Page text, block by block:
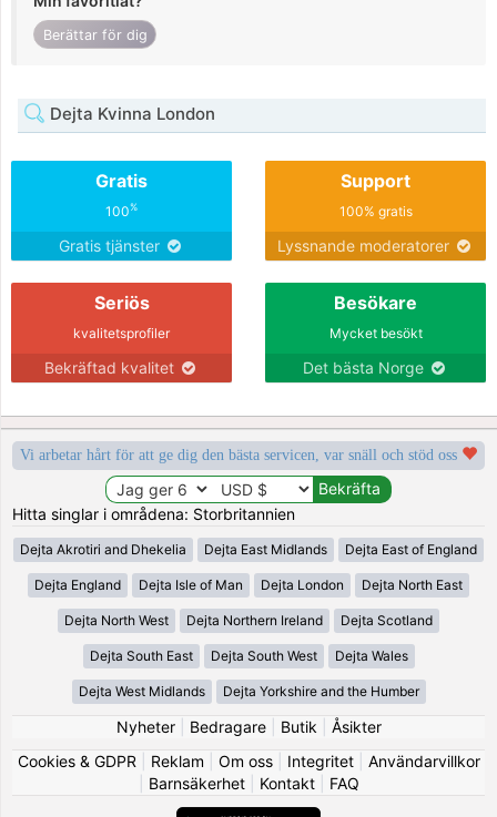
Berättar för dig
Dejta Kvinna London
Gratis
100%
Gratis tjänster
Support
100% gratis
Lyssnande moderatorer
Seriös
kvalitetsprofiler
Bekräftad kvalitet
Besökare
Mycket besökt
Det bästa Norge
Vi arbetar hårt för att ge dig den bästa servicen, var snäll och stöd oss
Hitta singlar i områdena: Storbritannien
Dejta Akrotiri and Dhekelia Dejta East Midlands Dejta East of England
Dejta England Dejta Isle of Man Dejta London Dejta North East
Dejta North West Dejta Northern Ireland Dejta Scotland
Dejta South East Dejta South West Dejta Wales
Dejta West Midlands Dejta Yorkshire and the Humber
Nyheter| Bedragare| Butik
Åsikter
Cookies & GDPR
Reklam Om oss| Integritet| Användarvillkor
Barnsäkerhet| Kontakt| FAQ